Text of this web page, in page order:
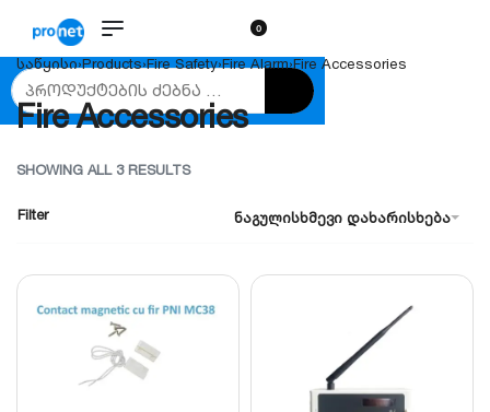
0
საწყისი›Products›Fire Safety›Fire Alarm›Fire Accessories
Fire Accessories
SHOWING ALL 3 RESULTS
ნაგულისხმევი დახარისხება
Filter